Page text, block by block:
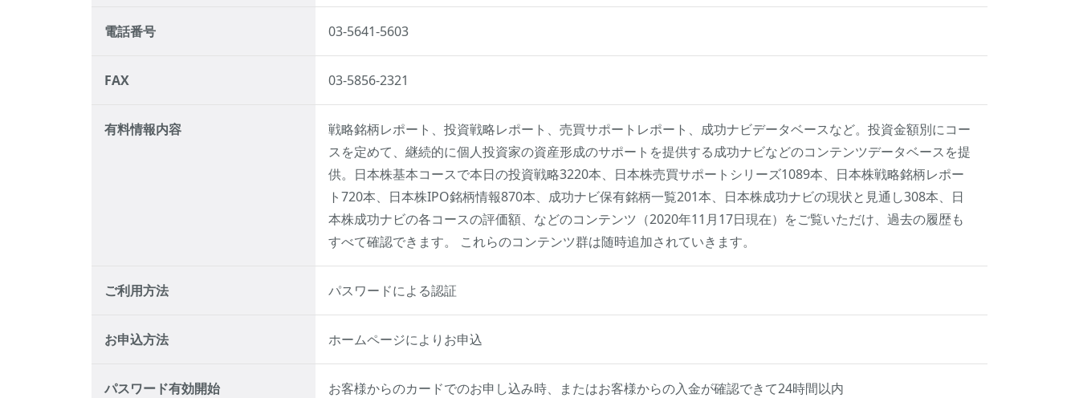
電話番号 03-5641-5603
FAX 03-5856-2321
有料情報内容
戦略銘柄レポート、投資戦略レポート、売買サポートレポート、成功ナビデータベースなど。投資金額別にコー
スを定めて、継続的に個人投資家の資産形成のサポートを提供する成功ナビなどのコンテンツデータベースを提
供。日本株基本コースで本日の投資戦略3220本、日本株売買サポートシリーズ1089本、日本株戦略銘柄レポー
ト720本、日本株IPO銘柄情報870本、成功ナビ保有銘柄一覧201本、日本株成功ナビの現状と見通し308本、日
本株成功ナビの各コースの評価額、などのコンテンツ（2020年11月17日現在）をご覧いただけ、過去の履歴も
すべて確認できます。 これらのコンテンツ群は随時追加されていきます。
ご利用方法 パスワードによる認証
お申込方法 ホームページによりお申込
パスワード有効開始 お客様からのカードでのお申し込み時、またはお客様からの入金が確認できて24時間以内